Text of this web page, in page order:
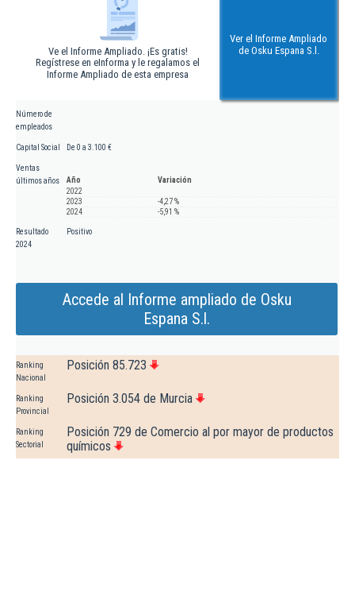
Ve el Informe Ampliado. ¡Es gratis!
Regístrese en eInforma y le regalamos el
Informe Ampliado de esta empresa
Ver el Informe Ampliado
de Osku Espana S.l.
Número de
empleados
Capital Social De 0 a 3.100 €
Ventas
últimos años
Año
Variación
2022
2023
-4,27 %
2024
-5,91 %
Resultado
2024
Positivo
Accede al Informe ampliado de Osku
Espana S.l.
Ranking
Nacional
Posición 85.723
Ranking
Provincial
Posición 3.054 de Murcia
Ranking
Sectorial
Posición 729 de Comercio al por mayor de productos
químicos